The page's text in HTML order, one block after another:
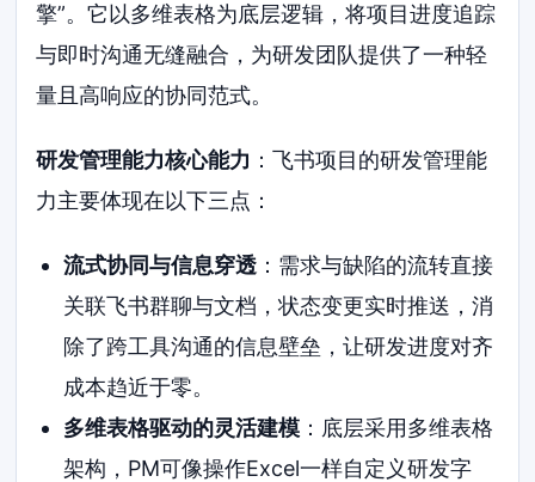
擎”。它以多维表格为底层逻辑，将项目进度追踪
与即时沟通无缝融合，为研发团队提供了一种轻
量且高响应的协同范式。
研发管理能力核心能力 ：飞书项目的研发管理能
力主要体现在以下三点：
流式协同与信息穿透：需求与缺陷的流转直接
关联飞书群聊与文档，状态变更实时推送，消
除了跨工具沟通的信息壁垒，让研发进度对齐
成本趋近于零。
多维表格驱动的灵活建模：底层采用多维表格
架构，PM可像操作Excel一样自定义研发字